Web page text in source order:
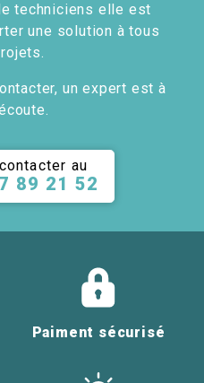
techniciens elle est
une solution à tous
un expert est à
au
89 21 52
Paiment sécurisé